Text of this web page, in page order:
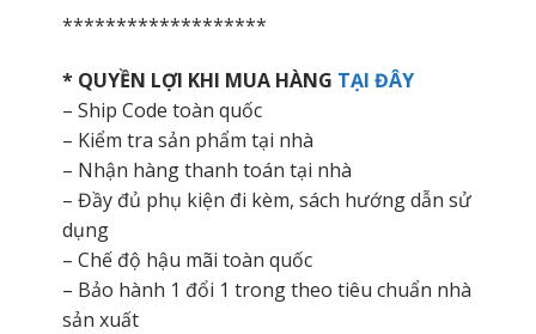
*******************
* QUYỀN LỢI KHI MUA HÀNG TẠI ĐÂY
– Ship Code toàn quốc
– Kiểm tra sản phẩm tại nhà
– Nhận hàng thanh toán tại nhà
– Đầy đủ phụ kiện đi kèm, sách hướng dẫn sử
dụng
– Chế độ hậu mãi toàn quốc
– Bảo hành 1 đổi 1 trong theo tiêu chuẩn nhà
sản xuất